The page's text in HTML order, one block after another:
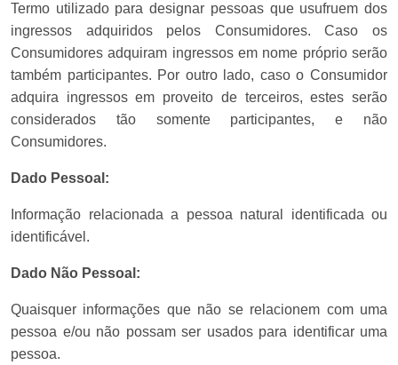
Termo utilizado para designar pessoas que usufruem dos
ingressos adquiridos pelos Consumidores. Caso os
Consumidores adquiram ingressos em nome próprio serão
também participantes. Por outro lado, caso o Consumidor
adquira ingressos em proveito de terceiros, estes serão
considerados tão somente participantes, e não
Consumidores.
Dado Pessoal:
Informação relacionada a pessoa natural identificada ou
identificável.
Dado Não Pessoal:
Quaisquer informações que não se relacionem com uma
pessoa e/ou não possam ser usados para identificar uma
pessoa.